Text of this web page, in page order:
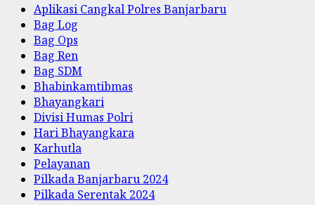
Aplikasi Cangkal Polres Banjarbaru
Bag Log
Bag Ops
Bag Ren
Bag SDM
Bhabinkamtibmas
Bhayangkari
Divisi Humas Polri
Hari Bhayangkara
Karhutla
Pelayanan
Pilkada Banjarbaru 2024
Pilkada Serentak 2024